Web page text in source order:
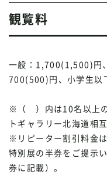
観覧料
一般：1,700(1,500)円
700(500)円、小学生以
※（ ）内は10名以上
トギャラリー北海道相
※リピーター割引料金
特別展の半券をご提示
券に記載）。